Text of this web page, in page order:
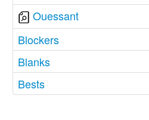
Ouessant
Blockers
Blanks
Bests